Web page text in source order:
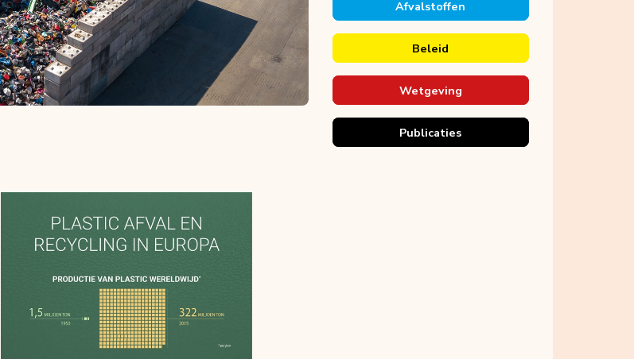
Afvalstoffen
Beleid
Wetgeving
Publicaties